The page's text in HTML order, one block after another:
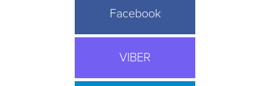
Facebook
VIBER